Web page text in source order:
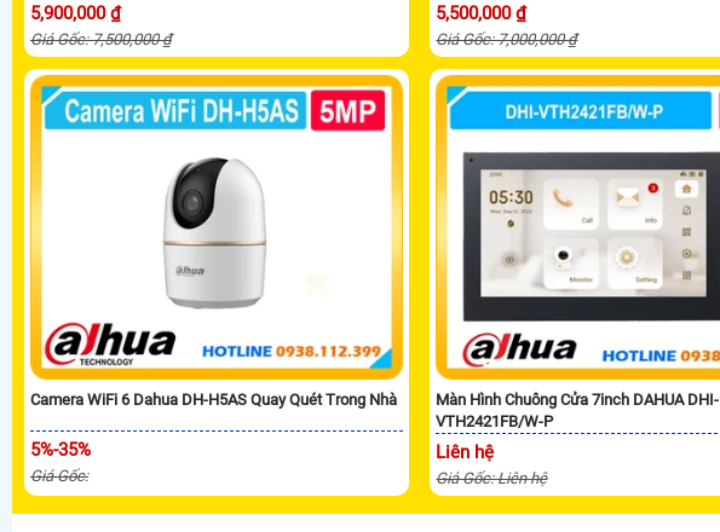
5,900,000 ₫
Giá Gốc: 7,500,000 ₫
5,500,000 ₫
Giá Gốc: 7,000,000 ₫
Camera WiFi 6 Dahua DH-H5AS Quay Quét Trong Nhà
5%-35%
Giá Gốc:
Màn Hình Chuông Cửa 7inch DAHUA DHI-
VTH2421FB/W-P
Liên hệ
Giá Gốc: Liên hệ